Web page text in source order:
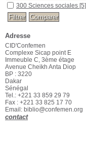
300 Sciences sociales [5]
Adresse
CID'Confemen
Complexe Sicap point E
Immeuble C, 3ème étage
Avenue Cheikh Anta Diop
BP : 3220
Dakar
Sénégal
Tel.: +221 33 859 29 79
Fax : +221 33 825 17 70
Email: biblio@confemen.org
contact